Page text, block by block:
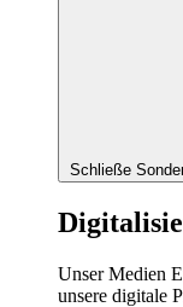
Schließe
Unser Medien
unsere digitale